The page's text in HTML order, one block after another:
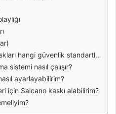
güvenlik standartlarına sahiptir?
sistemi nasıl çalışır?
ayarlayabilirim?
için Salcano kaskı alabilirim?